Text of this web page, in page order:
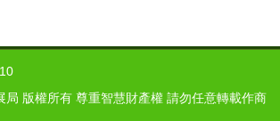
局 版權所有 尊重智慧財產權 請勿任意轉載作商